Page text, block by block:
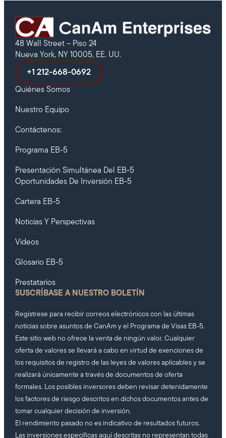
48 Wall Street – Piso 24
Nueva York, NY 10005, EE. UU.
+1 212-668-0692
Quiénes Somos
Nuestro Equipo
Contáctenos:
Programa EB-5
Presentación Simultánea Del EB-5
Oportunidades De Inversión EB-5
Cartera EB-5
Noticias Y Perspectivas
Videos
Glosario EB-5
Prestatarios
SUSCRÍBASE A NUESTRO BOLETÍN
Regístrese para recibir correos electrónicos con las últimas
noticias sobre asuntos de CanAm y el Programa de Visas EB-5.
Este sitio web no ofrece la venta de ningún valor. Cualquier
oferta de valores se llevará a cabo en virtud de exenciones de
los requisitos de registro de las leyes de valores aplicables y se
realizará únicamente a través de documentos de oferta
formales. Los posibles inversores deben revisar detenidamente
los factores de riesgo descritos en dichos documentos antes de
tomar cualquier decisión de inversión.
El rendimiento pasado no es indicativo de resultados futuros.
Las inversiones específicas aquí descritas no representan todas